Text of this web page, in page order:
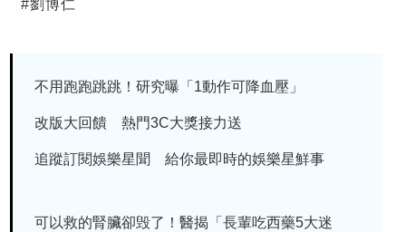
#劉博仁
不用跑跑跳跳！研究曝「1動作可降血壓」
改版大回饋 熱門3C大獎接力送
追蹤訂閱娛樂星聞 給你最即時的娛樂星鮮事
可以救的腎臟卻毁了！醫揭「長輩吃西藥5大迷